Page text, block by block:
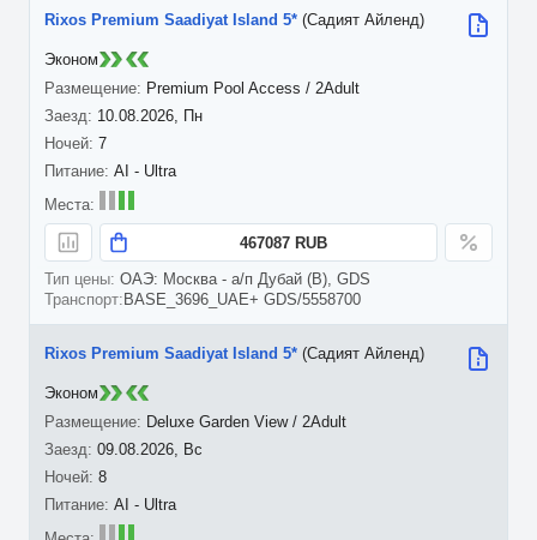
10.08.2026, Пн
7
Rixos Premium Saadiyat Island 5* (Садият Айленд)
Premium Pool Access / 2Adult
AI - Ultra
467087 RUB
ОАЭ: Москва - а/п Дубай (B), GDS
BASE_3696_UAE+ GDS/5558700
Эконом
09.08.2026, Вс
8
Rixos Premium Saadiyat Island 5* (Садият Айленд)
Deluxe Garden View / 2Adult
AI - Ultra
Эконом